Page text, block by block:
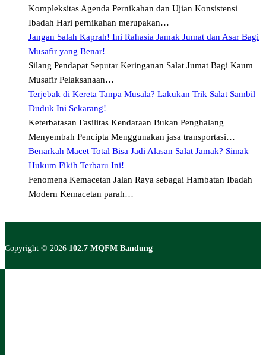
Kompleksitas Agenda Pernikahan dan Ujian Konsistensi
Ibadah Hari pernikahan merupakan…
Jangan Salah Kaprah! Ini Rahasia Jamak Jumat dan Asar Bagi
Musafir yang Benar!
Silang Pendapat Seputar Keringanan Salat Jumat Bagi Kaum
Musafir Pelaksanaan…
Terjebak di Kereta Tanpa Musala? Lakukan Trik Salat Sambil
Duduk Ini Sekarang!
Keterbatasan Fasilitas Kendaraan Bukan Penghalang
Menyembah Pencipta Menggunakan jasa transportasi…
Benarkah Macet Total Bisa Jadi Alasan Salat Jamak? Simak
Hukum Fikih Terbaru Ini!
Fenomena Kemacetan Jalan Raya sebagai Hambatan Ibadah
Modern Kemacetan parah…
Copyright © 2026 102.7 MQFM Bandung